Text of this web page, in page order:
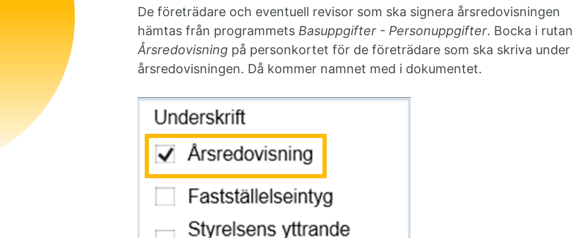
De företrädare och eventuell revisor som ska signera årsredovisningen
hämtas från programmets Basuppgifter - Personuppgifter. Bocka i rutan
Årsredovisning på personkortet för de företrädare som ska skriva under
årsredovisningen. Då kommer namnet med i dokumentet.